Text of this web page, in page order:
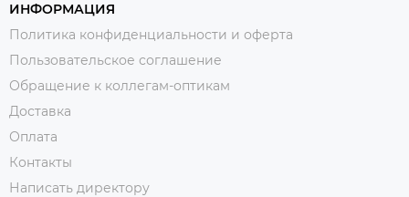
ИНФОРМАЦИЯ
Политика конфиденциальности и оферта
Пользовательское соглашение
Обращение к коллегам-оптикам
Доставка
Оплата
Контакты
Написать директору